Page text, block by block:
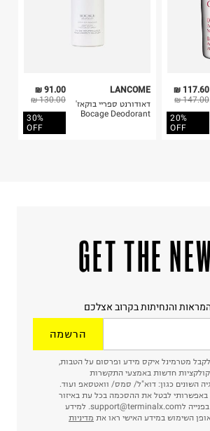
91.00 ₪
130.00 ₪
30%
OFF
LANCOME
דאודורנט ספריי בוקאז'
Bocage Deodorant
117.60 ₪
147.00 ₪
20%
OFF
והנחיתות בקרוב אצלכם
הרשמה
לקבל מטרמינל איקס מידע ופרסום על הטבות,
חדשות באמצעי התקשרות
השונים כגון: דוא"ל/ סמס/ וואטסאפ ועוד.
באפשרותי לבטל את ההסכמה בכל עת באיזור
האישי או בפנייה לsupport@terminalx.com. למידע
השימוש במידע האישי ראו את מדיניות